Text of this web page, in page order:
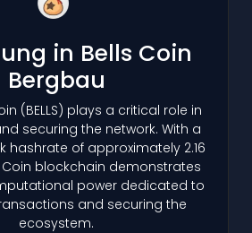
in Bells Coin
Bergbau
(BELLS) plays a critical role in
securing the network. With a
hashrate of approximately 2.16
Coin blockchain demonstrates
power dedicated to
and securing the
ecosystem.